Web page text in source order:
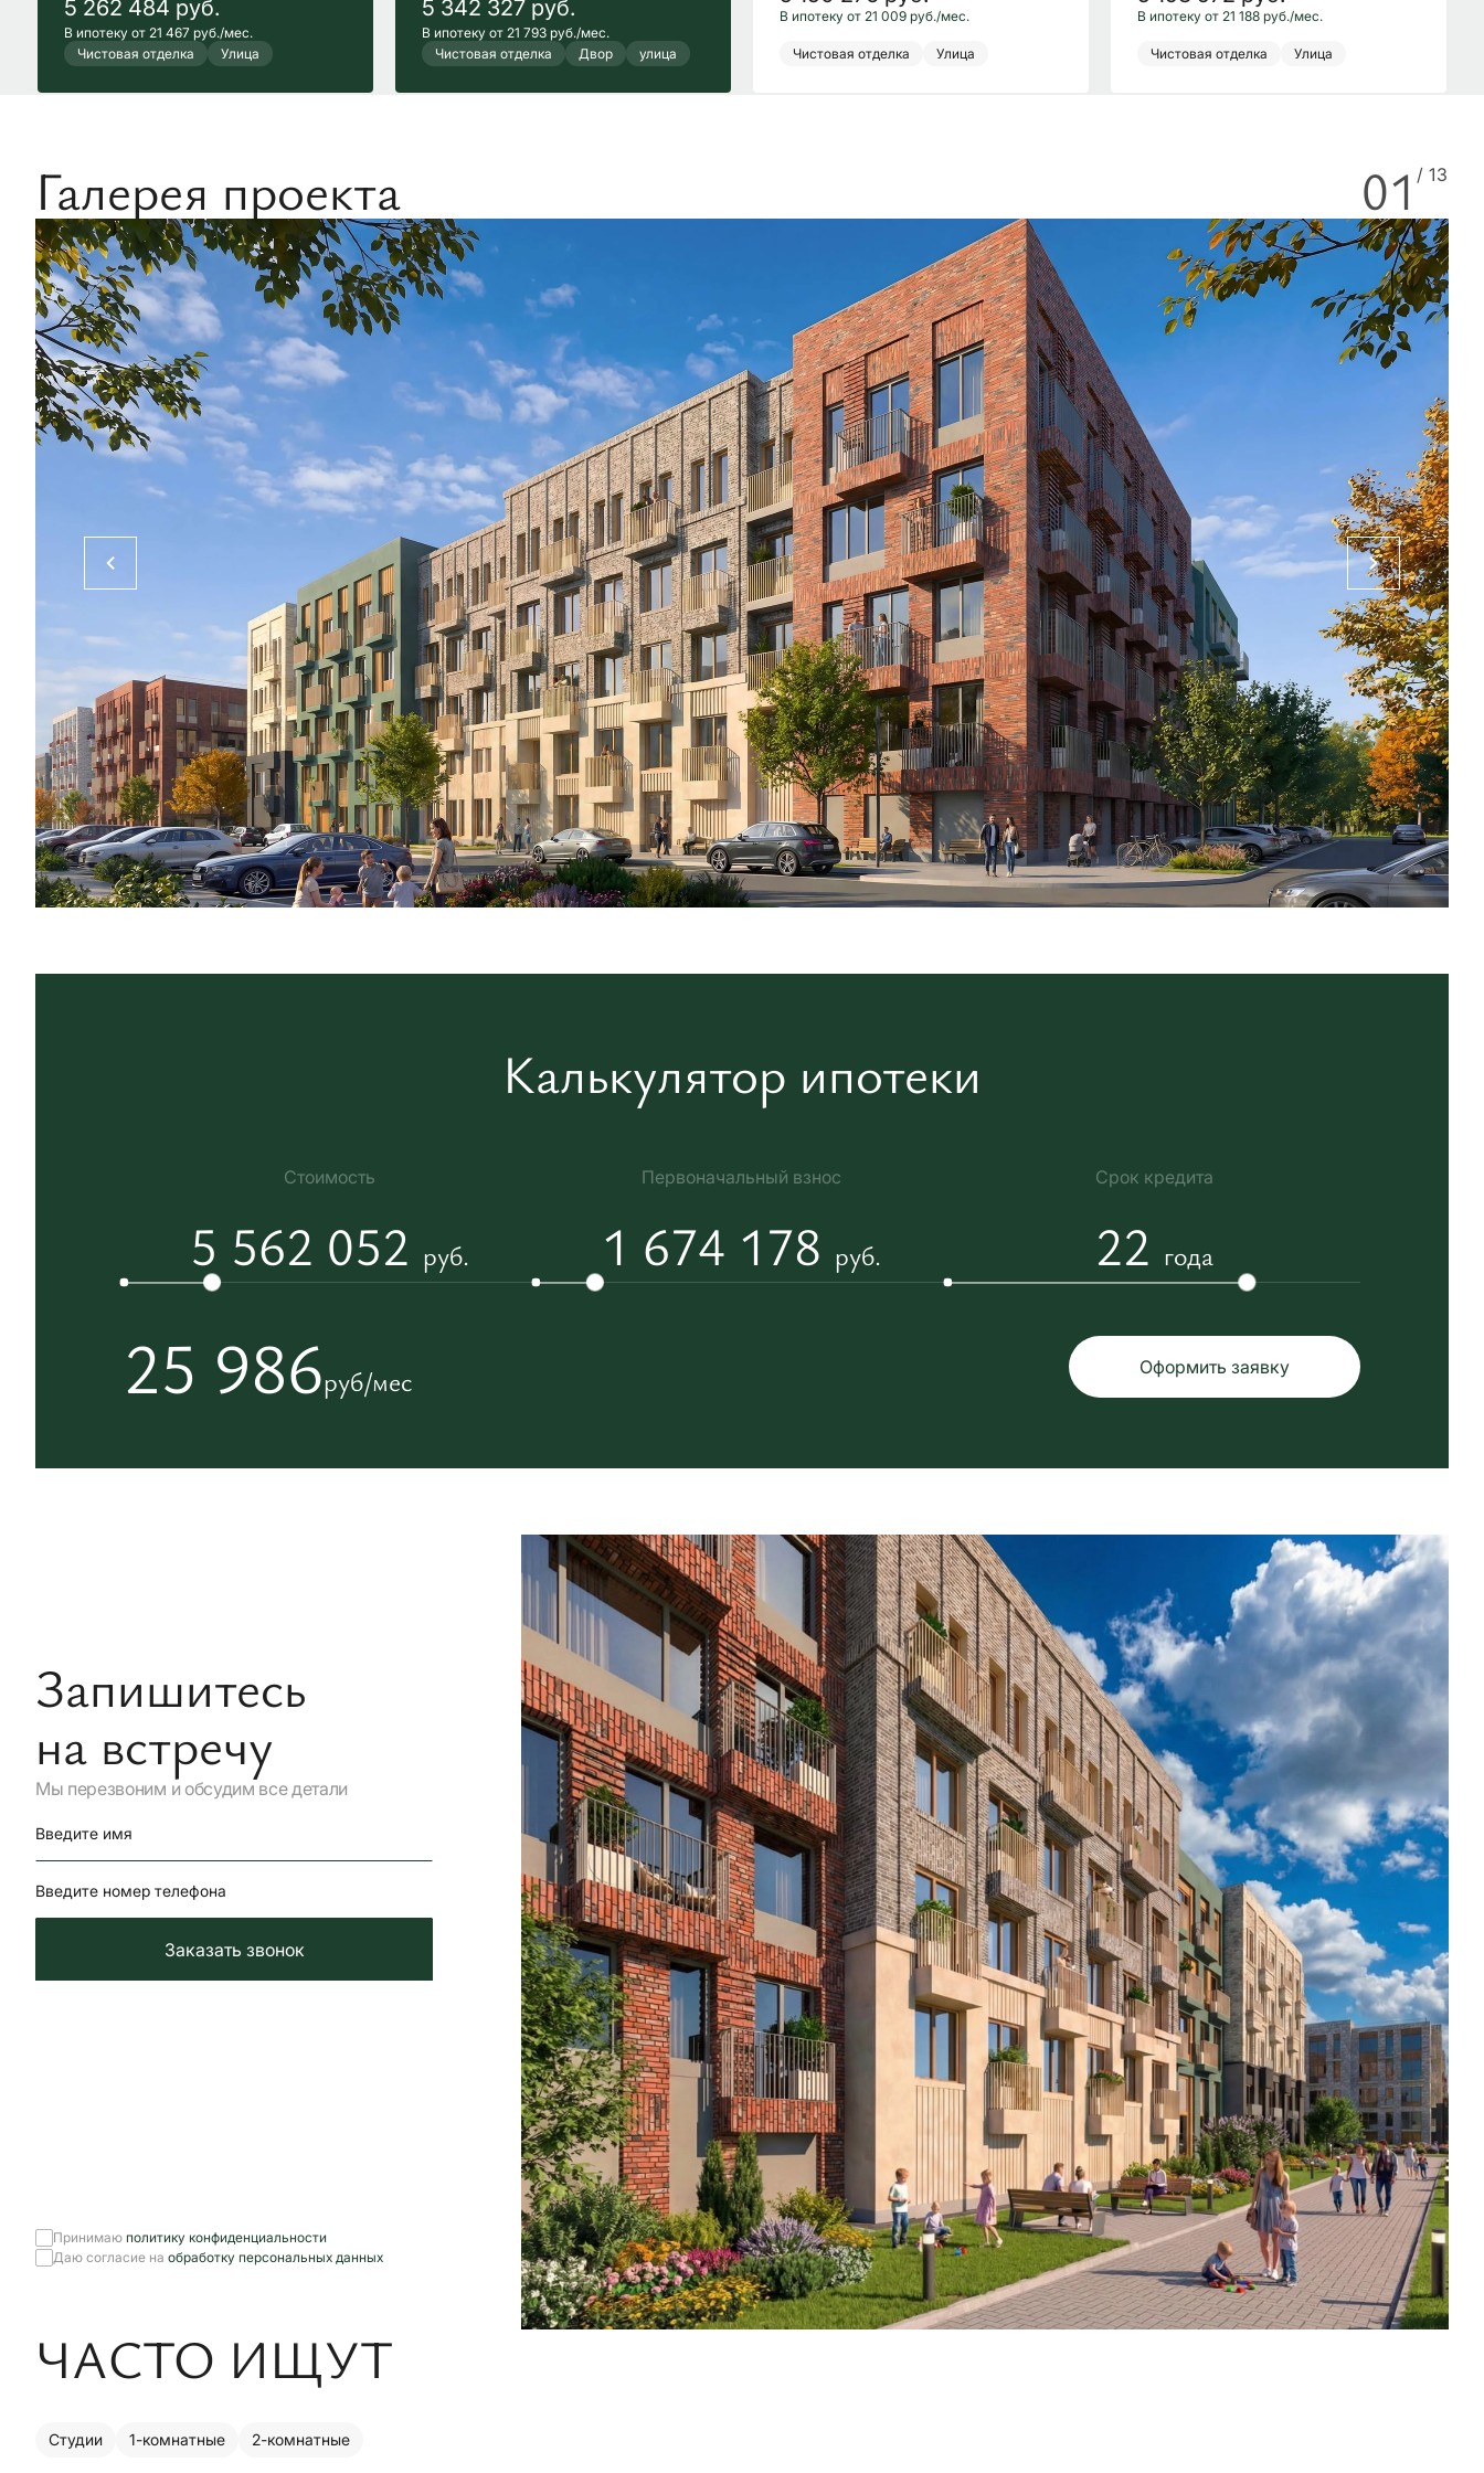
5 262 484 руб.
В ипотеку от 21 467 руб./мес.
Чистовая отделка
Улица
5 342 327 руб.
В ипотеку от 21 793 руб./мес.
Чистовая отделка
Двор улица
В ипотеку от 21 009 руб./мес.
Чистовая отделка Улица
В ипотеку от 21 188 руб./мес.
Чистовая отделка Улица
Галерея проекта 01 / 13
Калькулятор ипотеки
Стоимость
5 562 052 руб.
Первоначальный взнос
1 674 178 руб.
Срок кредита
22 года
25 986руб/мес Оформить заявку
Запишитесь
на встречу
Мы перезвоним и обсудим все детали
Введите имя
Введите номер телефона
Заказать звонок
Принимаю политику конфиденциальности
Даю согласие на обработку персональных данных
ЧАСТО ИЩУТ
Студии 1-комнатные 2-комнатные